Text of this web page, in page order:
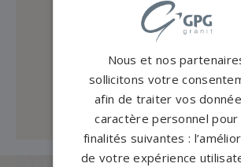
Nous et nos
sollicitons votre
afin de traiter vos
caractère personnel pour
finalités suivantes :
de votre expérience